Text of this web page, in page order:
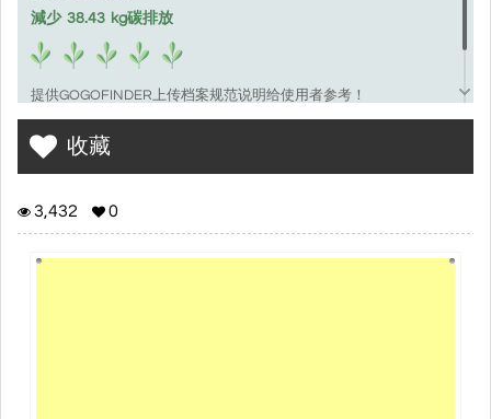
減少 38.43 kg碳排放
提供GOGOFINDER上传档案规范说明给使用者参考！
若有其他问题，欢迎至
收藏
3,432 0